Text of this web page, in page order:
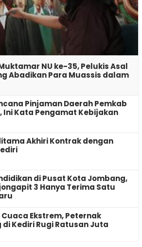
NU ke-35, Pelukis Asal
Abadikan Para Muassis dalam
Pinjaman Daerah Pemkab
Ini Kata Pengamat Kebijakan
Akhiri Kontrak dengan
di Pusat Kota Jombang,
3 Hanya Terima Satu
Ekstrem, Peternak
di Kediri Rugi Ratusan Juta